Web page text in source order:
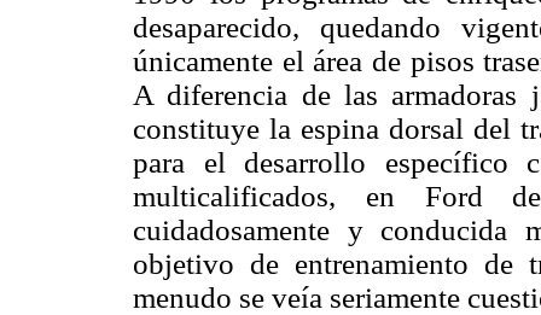
desaparecido, quedando
únicamente el área de pisos
A diferencia de las armadoras
constituye la espina dorsal del
para el desarrollo específico
multicalificados, en Ford
cuidadosamente y
objetivo de entrenamiento de
menudo se veía seriamente